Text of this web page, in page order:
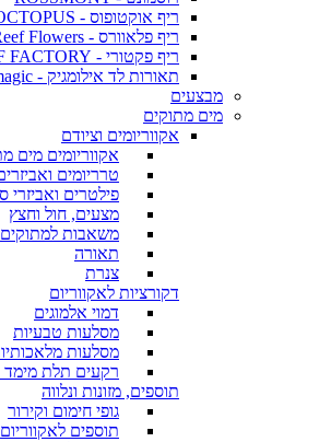
ריף אוקטופוס - REEF OCTOPUS
ריף פלאוורס - Reef Flowers
ריף פקטורי - REEF FACTORY
תאורות לד אילומגיק - Illumagic
מבצעים
מים מתוקים
אקווריומים וציודם
אקווריומים מים
טרריומים
פילטרים ואביזרי
מצעים, חול וחצץ
משאבות למתוקים
תאורה
צנרת
דקורציות לאקווריום
דמוי אלמוגים
מסלעות טבעיות
מסלעות
רקעים תלת מימד 3D
תוספים, מזונות ונלווה
גופי חימום וקירור
תוספים לאקווריום